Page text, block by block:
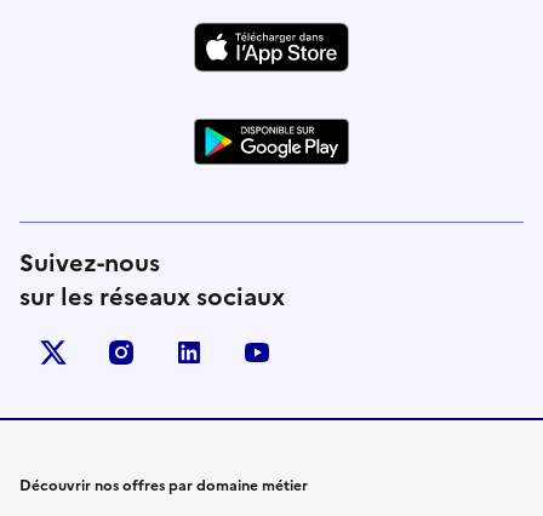
Suivez-nous
sur les réseaux sociaux
X (anciennement Twitter)
instagramlinkedin
Découvrir nos offres par domaine métier